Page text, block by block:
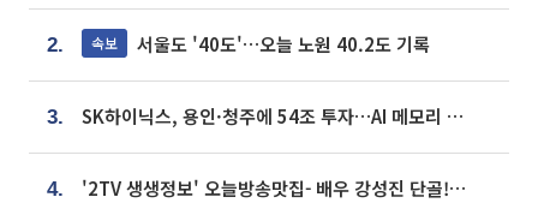
2. 속보 서울도 '40도'…오늘 노원 40.2도 기록
3. SK하이닉스, 용인·청주에 54조 투자…AI 메모리 생산기지 키운다
4. '2TV 생생정보' 오늘방송맛집- 배우 강성진 단골! 쌀국수ㆍ푸팟퐁 커리 맛집 '블○○○'